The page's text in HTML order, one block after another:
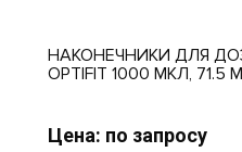
НАКОНЕЧНИКИ ДЛЯ
OPTIFIT 1000 МКЛ,
Цена: по запросу